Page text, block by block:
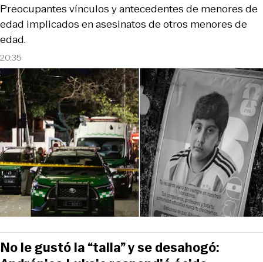
20:35
Preocupantes vínculos y antecedentes de menores de
edad implicados en asesinatos de otros menores de
edad.
No le gustó la “talla” y se desahogó: